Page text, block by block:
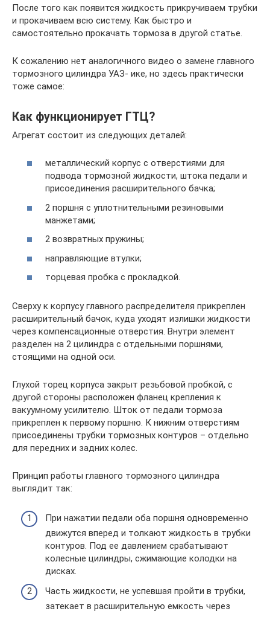
После того как появится жидкость прикручиваем трубки
и прокачиваем всю систему. Как быстро и
самостоятельно прокачать тормоза в другой статье.
К сожалению нет аналогичного видео о замене главного
тормозного цилиндра УАЗ- ике, но здесь практически
тоже самое:
Как функционирует ГТЦ?
Агрегат состоит из следующих деталей:
металлический корпус с отверстиями для
подвода тормозной жидкости, штока педали и
присоединения расширительного бачка;
2 поршня с уплотнительными резиновыми
манжетами;
2 возвратных пружины;
направляющие втулки;
торцевая пробка с прокладкой.
Сверху к корпусу главного распределителя прикреплен
расширительный бачок, куда уходят излишки жидкости
через компенсационные отверстия. Внутри элемент
разделен на 2 цилиндра с отдельными поршнями,
стоящими на одной оси.
Глухой торец корпуса закрыт резьбовой пробкой, с
другой стороны расположен фланец крепления к
вакуумному усилителю. Шток от педали тормоза
прикреплен к первому поршню. К нижним отверстиям
присоединены трубки тормозных контуров – отдельно
для передних и задних колес.
Принцип работы главного тормозного цилиндра
выглядит так:
При нажатии педали оба поршня одновременно
движутся вперед и толкают жидкость в трубки
контуров. Под ее давлением срабатывают
колесные цилиндры, сжимающие колодки на
дисках.
Часть жидкости, не успевшая пройти в трубки,
затекает в расширительную емкость через